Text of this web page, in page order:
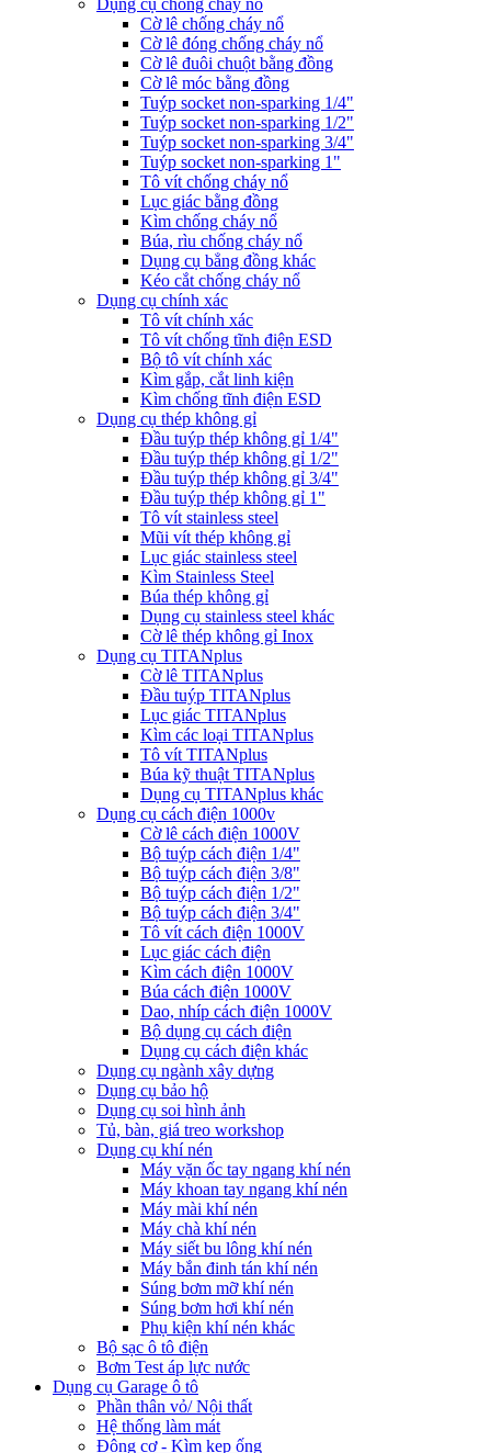
Dụng cụ chống cháy nổ
Cờ lê chống cháy nổ
Cờ lê đóng chống cháy nổ
Cờ lê đuôi chuột bằng đồng
Cờ lê móc bằng đồng
Tuýp socket non-sparking 1/4"
Tuýp socket non-sparking 1/2"
Tuýp socket non-sparking 3/4"
Tuýp socket non-sparking 1"
Tô vít chống cháy nổ
Lục giác bằng đồng
Kìm chống cháy nổ
Búa, rìu chống cháy nổ
Dụng cụ bẳng đồng khác
Kéo cắt chống cháy nổ
Dụng cụ chính xác
Tô vít chính xác
Tô vít chống tĩnh điện ESD
Bộ tô vít chính xác
Kìm gắp, cắt linh kiện
Kìm chống tĩnh điện ESD
Dụng cụ thép không gỉ
Đầu tuýp thép không gỉ 1/4"
Đầu tuýp thép không gỉ 1/2"
Đầu tuýp thép không gỉ 3/4"
Đầu tuýp thép không gỉ 1"
Tô vít stainless steel
Mũi vít thép không gỉ
Lục giác stainless steel
Kìm Stainless Steel
Búa thép không gỉ
Dụng cụ stainless steel khác
Cờ lê thép không gỉ Inox
Dụng cụ TITANplus
Cờ lê TITANplus
Đầu tuýp TITANplus
Lục giác TITANplus
Kìm các loại TITANplus
Tô vít TITANplus
Búa kỹ thuật TITANplus
Dụng cụ TITANplus khác
Dụng cụ cách điện 1000v
Cờ lê cách điện 1000V
Bộ tuýp cách điện 1/4"
Bộ tuýp cách điện 3/8"
Bộ tuýp cách điện 1/2"
Bộ tuýp cách điện 3/4"
Tô vít cách điện 1000V
Lục giác cách điện
Kìm cách điện 1000V
Búa cách điện 1000V
Dao, nhíp cách điện 1000V
Bộ dụng cụ cách điện
Dụng cụ cách điện khác
Dụng cụ ngành xây dựng
Dụng cụ bảo hộ
Dụng cụ soi hình ảnh
Tủ, bàn, giá treo workshop
Dụng cụ khí nén
Máy vặn ốc tay ngang khí nén
Máy khoan tay ngang khí nén
Máy mài khí nén
Máy chà khí nén
Máy siết bu lông khí nén
Máy bắn đinh tán khí nén
Súng bơm mỡ khí nén
Súng bơm hơi khí nén
Phụ kiện khí nén khác
Bộ sạc ô tô điện
Bơm Test áp lực nước
Dụng cụ Garage ô tô
Phần thân vỏ/ Nội thất
Hệ thống làm mát
Động cơ - Kìm kẹp ống